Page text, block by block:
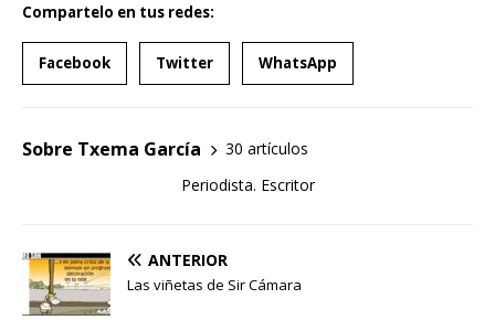
Compartelo en tus redes:
Facebook Twitter WhatsApp
Sobre Txema García
30 artículos
Periodista. Escritor
ANTERIOR
Las viñetas de Sir Cámara